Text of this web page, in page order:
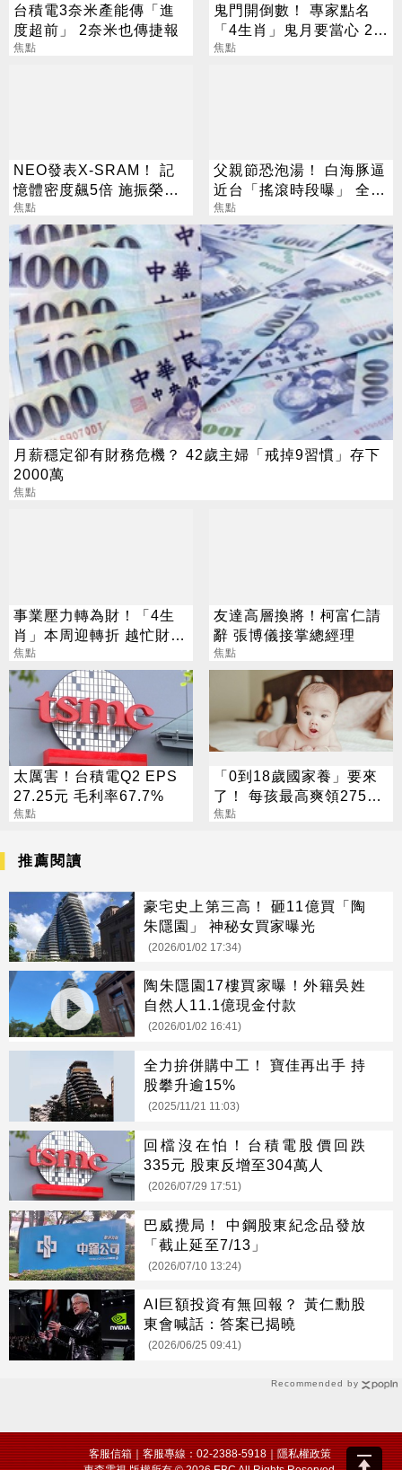
台積電3奈米產能傳「進
度超前」 2奈米也傳捷報
焦點
鬼門開倒數！ 專家點名
「4生肖」鬼月要當心 2種
人少跑海邊河邊
焦點
NEO發表X-SRAM！ 記
憶體密度飆5倍 施振榮：
半導體迎新革命
焦點
父親節恐泡湯！ 白海豚逼
近台「搖滾時段曝」 全台
雨彈開炸
焦點
月薪穩定卻有財務危機？ 42歲主婦「戒掉9習慣」存下
2000萬
焦點
事業壓力轉為財！「4生
肖」本周迎轉折 越忙財運
越旺
焦點
友達高層換將！柯富仁請
辭 張博儀接掌總經理
焦點
太厲害！台積電Q2 EPS
27.25元 毛利率67.7%
焦點
「0到18歲國家養」要來
了！ 每孩最高爽領275萬
0至6歲月領1萬元
焦點
Recommended by
推薦閱讀
豪宅史上第三高！ 砸11億買「陶
朱隱園」 神秘女買家曝光
(2026/01/02 17:34)
陶朱隱園17樓買家曝！外籍吳姓
自然人11.1億現金付款
(2026/01/02 16:41)
全力拚併購中工！ 寶佳再出手 持
股攀升逾15%
(2025/11/21 11:03)
回檔沒在怕！台積電股價回跌
335元 股東反增至304萬人
(2026/07/29 17:51)
巴威攪局！ 中鋼股東紀念品發放
「截止延至7/13」
(2026/07/10 13:24)
AI巨額投資有無回報？ 黃仁勳股
東會喊話：答案已揭曉
(2026/06/25 09:41)
客服信箱｜客服專線：02-2388-5918｜隱私權政策